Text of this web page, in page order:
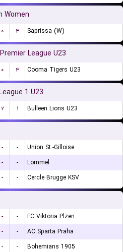
Women
۰ ۳ Saprissa (W)
League U23
۰ ۳ Cooma Tigers U23
1 U23
۲ ۱ Bulleen Lions U23
- -
Union St.-Gilloise
- -
Lommel
- - Cercle Brugge KSV
- -
FC Viktoria Plzen
- -
AC Sparta Praha
- - Bohemians 1905